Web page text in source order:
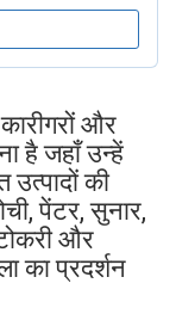
और
है जहाँ उन्हें
उत्पादों की
पेंटर, सुनार,
और
का प्रदर्शन